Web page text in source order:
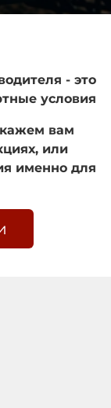
- это
условия
вам
или
именно для